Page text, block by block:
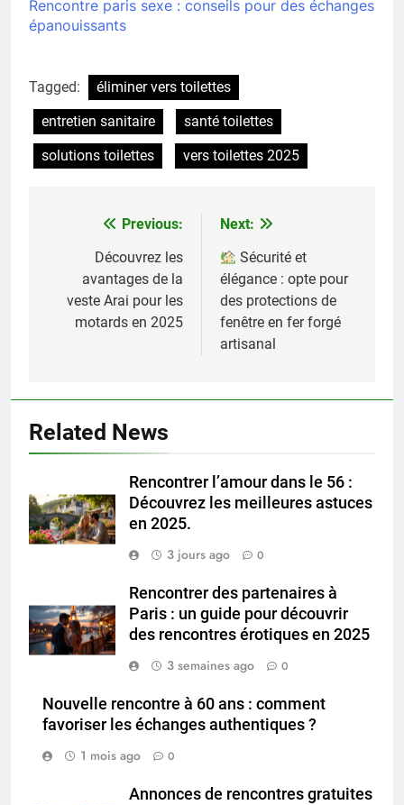
Rencontre paris sexe : conseils pour des échanges
épanouissants
Tagged:
éliminer vers toilettes
entretien sanitaire
santé toilettes
solutions toilettes
vers toilettes 2025
Navigation
l’article
Previous:
Découvrez les
avantages de la
veste Arai pour les
motards en 2025
Next:
Sécurité et
élégance : opte pour
des protections de
fenêtre en fer forgé
artisanal
Related News
Rencontrer l’amour dans le 56 :
Découvrez les meilleures astuces
en 2025.
3 jours ago
0
Rencontrer des partenaires à
Paris : un guide pour découvrir
des rencontres érotiques en 2025
3 semaines ago
0
Nouvelle rencontre à 60 ans : comment
favoriser les échanges authentiques ?
1 mois ago
0
Annonces de rencontres gratuites